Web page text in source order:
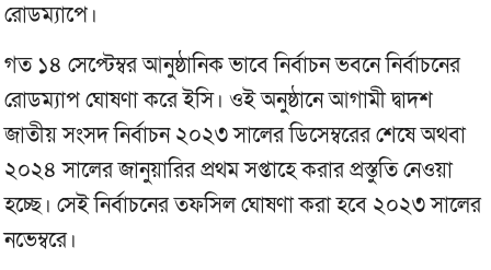
রোডম্যাপে।
গত ১৪ সেপ্টেম্বর আনুষ্ঠানিক ভাবে নির্বাচন ভবনে নির্বাচনের
রোডম্যাপ ঘোষণা করে ইসি। ওই অনুষ্ঠানে আগামী দ্বাদশ
জাতীয় সংসদ নির্বাচন ২০২৩ সালের ডিসেম্বরের শেষে অথবা
২০২৪ সালের জানুয়ারির প্রথম সপ্তাহে করার প্রস্তুতি নেওয়া
হচ্ছে। সেই নির্বাচনের তফসিল ঘোষণা করা হবে ২০২৩ সালের
নভেম্বরে।